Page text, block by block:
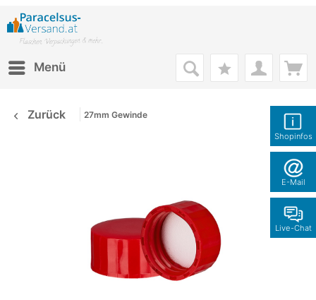
Shopinfos
E-Mail
Live-Chat
Menü
Zurück 27mm Gewinde